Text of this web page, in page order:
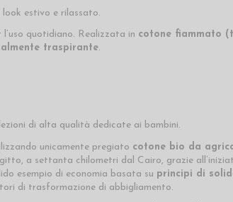
look estivo e rilassato.
quotidiano. Realizzata in cotone fiammato
traspirante.
di alta qualità dedicate ai bambini.
unicamente pregiato cotone bio da
a settanta chilometri dal Cairo, grazie
esempio di economia basata su principi di
di trasformazione di abbigliamento.